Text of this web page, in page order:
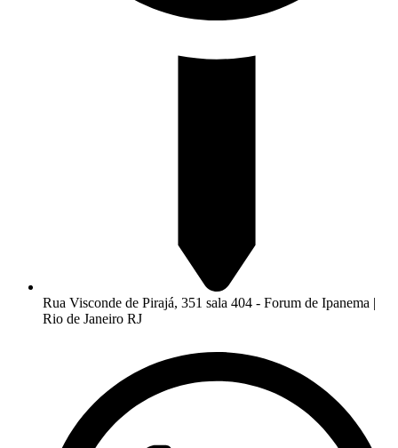
Rua Visconde de Pirajá, 351 sala 404 - Forum de Ipanema |
Rio de Janeiro RJ